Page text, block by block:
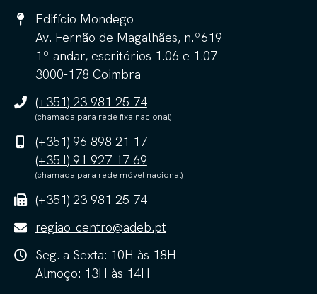
Edifício Mondego
Av. Fernão de Magalhães, n.º619
1º andar, escritórios 1.06 e 1.07
3000-178 Coimbra
(+351) 23 981 25 74
(chamada para rede fixa nacional)
(+351) 96 898 21 17
(+351) 91 927 17 69
(chamada para rede móvel nacional)
(+351) 23 981 25 74
regiao_centro@adeb.pt
Seg. a Sexta: 10H às 18H
Almoço: 13H às 14H